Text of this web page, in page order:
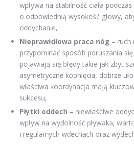
wpływa na stabilność ciała
o odpowiednią wysokość głowy,
oddychanie,
Nieprawidłowa praca nóg – ruch
przypominać sposób poruszania
pojawiają się błędy takie jak zbyt
asymetryczne kopnięcia, dobrze
właściwa koordynacja mają
sukcesu,
Płytki oddech – niewłaściwe
wpływ na wydolność pływaka,
i regularnych wdechach oraz